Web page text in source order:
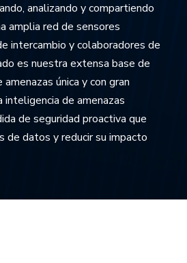
analizando y compartiendo
amplia red de sensores
intercambio y colaboradores de
es nuestra extensa base de
única y con gran
inteligencia de amenazas
de seguridad proactiva que
de datos y reducir su impacto